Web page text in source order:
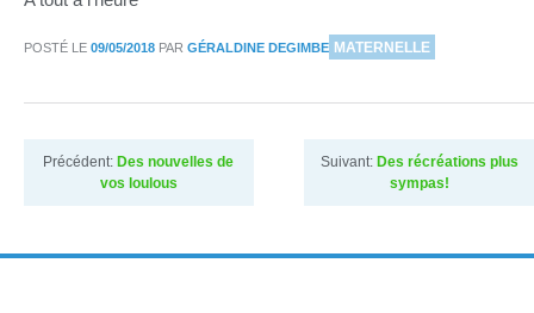
POSTÉ LE 09/05/2018 PAR GÉRALDINE DEGIMBEDANS
MATERNELLE
Précédent: Des nouvelles de
vos loulous
Suivant: Des récréations plus
sympas!